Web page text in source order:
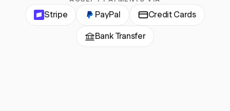
Stripe PayPal Credit Cards
Bank Transfer